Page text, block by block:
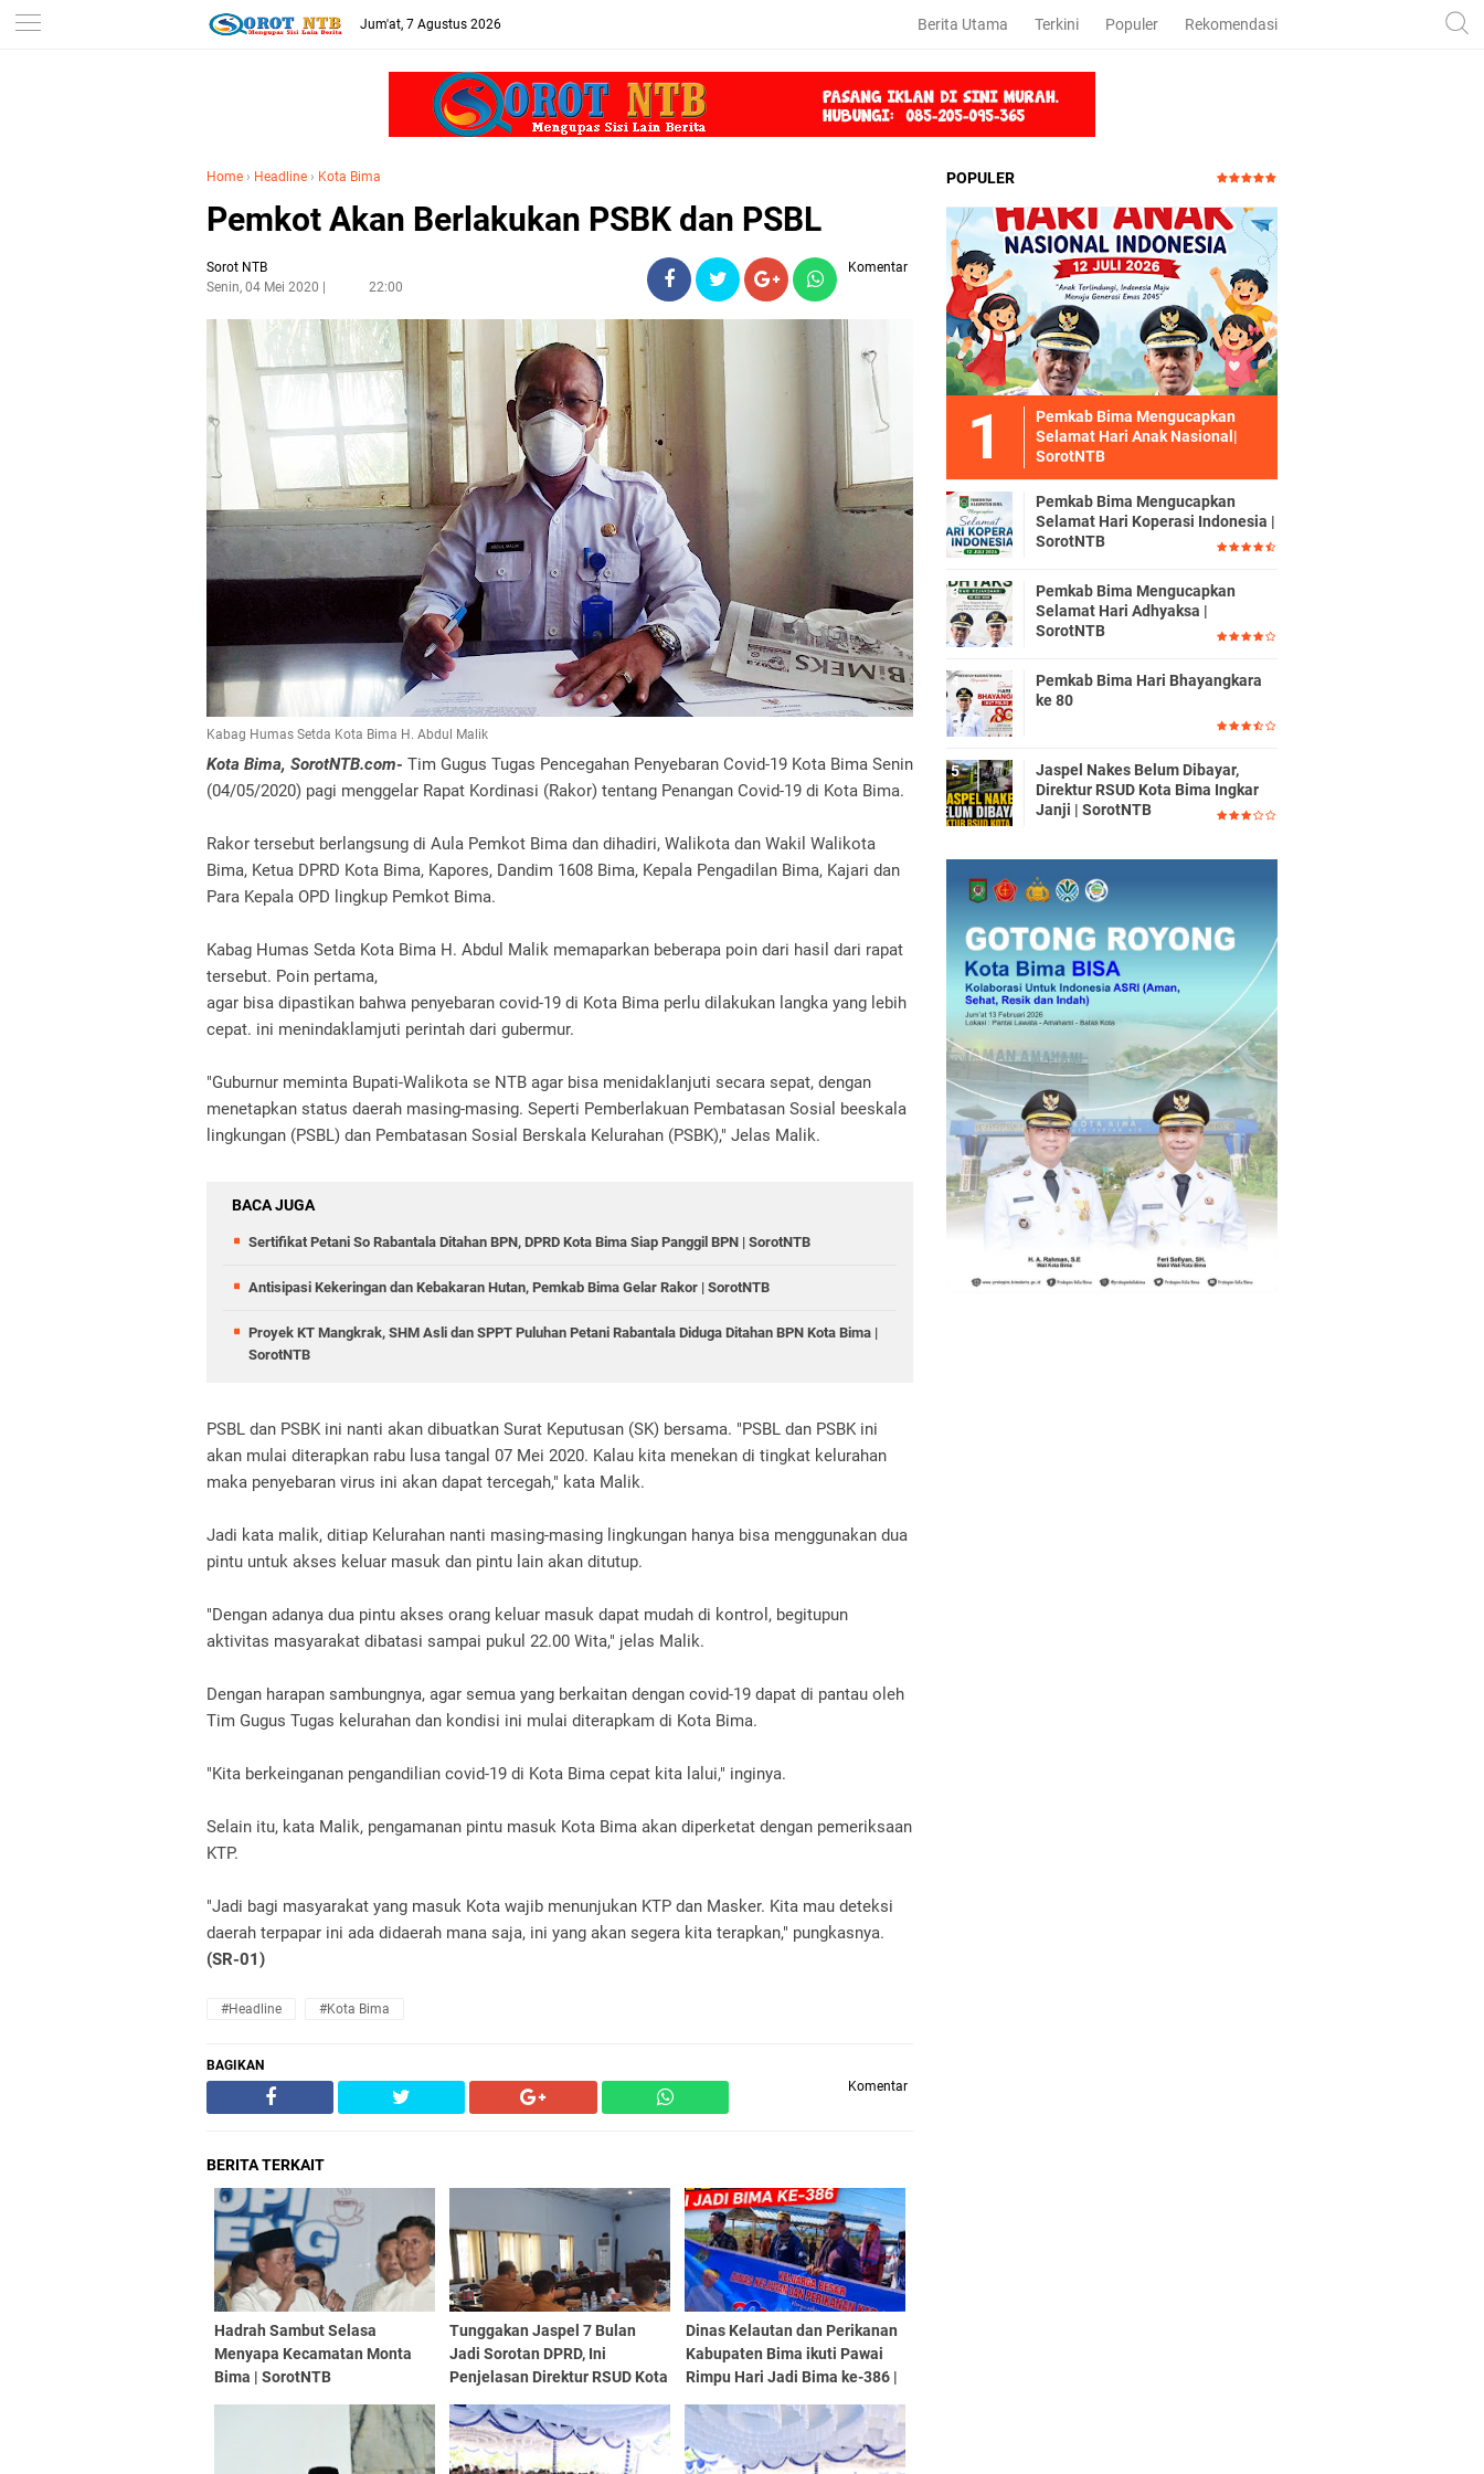
Jum'at, 7 Agustus 2026 Berita Utama Terkini Populer Rekomendasi
Home › Headline › Kota Bima
Pemkot Akan Berlakukan PSBK dan PSBL
Sorot NTB
Senin, 04 Mei 2020
22:00
Komentar
Kabag Humas Setda Kota Bima H. Abdul Malik
Kota Bima, SorotNTB.com- Tim Gugus Tugas Pencegahan Penyebaran Covid-19 Kota Bima Senin
(04/05/2020) pagi menggelar Rapat Kordinasi (Rakor) tentang Penangan Covid-19 di Kota Bima.
Rakor tersebut berlangsung di Aula Pemkot Bima dan dihadiri, Walikota dan Wakil Walikota
Bima, Ketua DPRD Kota Bima, Kapores, Dandim 1608 Bima, Kepala Pengadilan Bima, Kajari dan
Para Kepala OPD lingkup Pemkot Bima.
Kabag Humas Setda Kota Bima H. Abdul Malik memaparkan beberapa poin dari hasil dari rapat
tersebut. Poin pertama,
agar bisa dipastikan bahwa penyebaran covid-19 di Kota Bima perlu dilakukan langka yang lebih
cepat. ini menindaklamjuti perintah dari gubermur.
"Guburnur meminta Bupati-Walikota se NTB agar bisa menidaklanjuti secara sepat, dengan
menetapkan status daerah masing-masing. Seperti Pemberlakuan Pembatasan Sosial beeskala
lingkungan (PSBL) dan Pembatasan Sosial Berskala Kelurahan (PSBK)," Jelas Malik.
BACA JUGA
Sertifikat Petani So Rabantala Ditahan BPN, DPRD Kota Bima Siap Panggil BPN | SorotNTB
Antisipasi Kekeringan dan Kebakaran Hutan, Pemkab Bima Gelar Rakor | SorotNTB
Proyek KT Mangkrak, SHM Asli dan SPPT Puluhan Petani Rabantala Diduga Ditahan BPN Kota Bima |
SorotNTB
PSBL dan PSBK ini nanti akan dibuatkan Surat Keputusan (SK) bersama. "PSBL dan PSBK ini
akan mulai diterapkan rabu lusa tangal 07 Mei 2020. Kalau kita menekan di tingkat kelurahan
maka penyebaran virus ini akan dapat tercegah," kata Malik.
Jadi kata malik, ditiap Kelurahan nanti masing-masing lingkungan hanya bisa menggunakan dua
pintu untuk akses keluar masuk dan pintu lain akan ditutup.
"Dengan adanya dua pintu akses orang keluar masuk dapat mudah di kontrol, begitupun
aktivitas masyarakat dibatasi sampai pukul 22.00 Wita," jelas Malik.
Dengan harapan sambungnya, agar semua yang berkaitan dengan covid-19 dapat di pantau oleh
Tim Gugus Tugas kelurahan dan kondisi ini mulai diterapkam di Kota Bima.
"Kita berkeinganan pengandilian covid-19 di Kota Bima cepat kita lalui," inginya.
Selain itu, kata Malik, pengamanan pintu masuk Kota Bima akan diperketat dengan pemeriksaan
KTP.
"Jadi bagi masyarakat yang masuk Kota wajib menunjukan KTP dan Masker. Kita mau deteksi
daerah terpapar ini ada didaerah mana saja, ini yang akan segera kita terapkan," pungkasnya.
(SR-01)
#Headline #Kota Bima
BAGIKAN
Komentar
BERITA TERKAIT
Hadrah Sambut Selasa
Menyapa Kecamatan Monta
Bima | SorotNTB
Tunggakan Jaspel 7 Bulan
Jadi Sorotan DPRD, Ini
Penjelasan Direktur RSUD Kota
Dinas Kelautan dan Perikanan
Kabupaten Bima ikuti Pawai
Rimpu Hari Jadi Bima ke-386 |
POPULER
Pemkab Bima Mengucapkan
Selamat Hari Anak Nasional|
SorotNTB
Pemkab Bima Mengucapkan
Selamat Hari Koperasi Indonesia |
SorotNTB
Pemkab Bima Mengucapkan
Selamat Hari Adhyaksa |
SorotNTB
Pemkab Bima Hari Bhayangkara
ke 80
Jaspel Nakes Belum Dibayar,
Direktur RSUD Kota Bima Ingkar
Janji | SorotNTB